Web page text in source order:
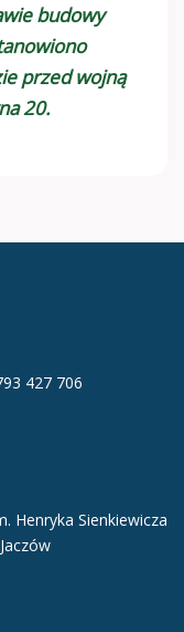
budowy
przed wojną
20.
427 706
Henryka Sienkiewicza